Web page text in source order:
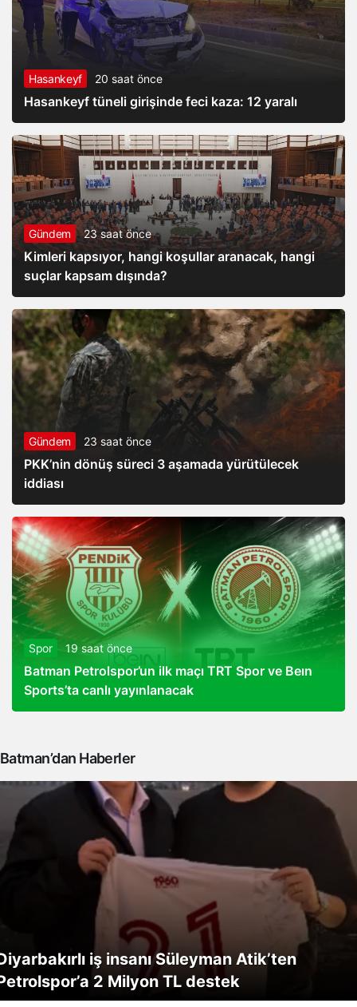
Hasankeyf 20 saat önce
Hasankeyf tüneli girişinde feci kaza: 12 yaralı
Gündem 23 saat önce
Kimleri kapsıyor, hangi koşullar aranacak, hangi
suçlar kapsam dışında?
Gündem 23 saat önce
PKK’nin dönüş süreci 3 aşamada yürütülecek
iddiası
Spor 19 saat önce
Batman Petrolspor’un ilk maçı TRT Spor ve Beın
Sports’ta canlı yayınlanacak
Batman’dan Haberler
iş insanı Süleyman Atik’ten
2 Milyon TL destek